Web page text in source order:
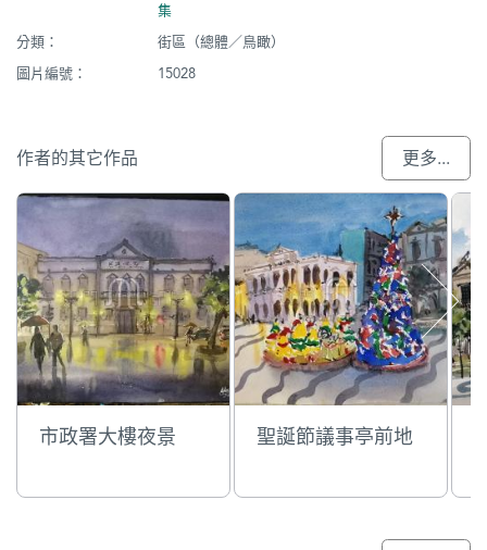
集
分類：
街區（總體／鳥瞰）
圖片編號：
15028
作者的其它作品 更多...
市政署大樓夜景 聖誕節議事亭前地